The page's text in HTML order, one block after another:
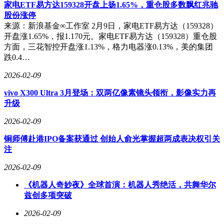
家电ETF易方达159328开盘上扬1.65%，重仓股多数飘红兆驰
股份涨停
来源：新浪基金∞工作室 2月9日，家电ETF易方达（159328）
开盘涨1.65%，报1.170元。家电ETF易方达（159328）重仓股
方面，三花智控开盘涨1.13%，格力电器涨0.13%，美的集团
跌0.4…
2026-02-09
vivo X300 Ultra 3月登场：双两亿像素镜头领衔，影像实力再
升级
2026-02-09
铜师傅赴港IPO备案获通过 创始人俞光掌握超两成表决权引关
注
2026-02-09
《机器人奇妙夜》全球首演：机器人秀绝活，共舞华尔
兹创多项突破
2026-02-09